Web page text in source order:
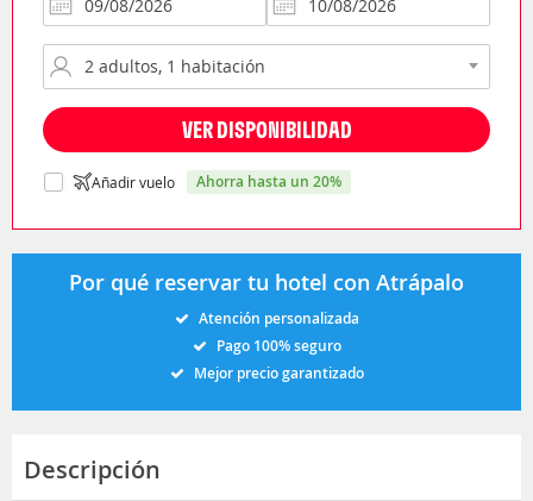
VER DISPONIBILIDAD
Añadir vuelo ahorra hasta un 20%
Por qué reservar tu hotel con Atrápalo
Atención personalizada
Pago 100% seguro
Mejor precio garantizado
Descripción